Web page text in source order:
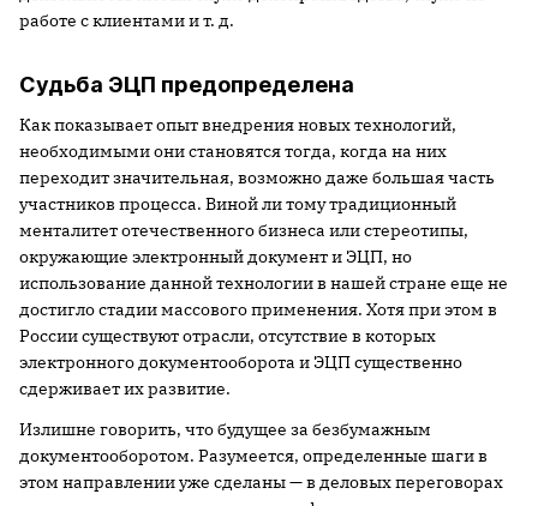
работе с клиентами и т. д.
Судьба ЭЦП предопределена
Как показывает опыт внедрения новых технологий,
необходимыми они становятся тогда, когда на них
переходит значительная, возможно даже большая часть
участников процесса. Виной ли тому традиционный
менталитет отечественного бизнеса или стереотипы,
окружающие электронный документ и ЭЦП, но
использование данной технологии в нашей стране еще не
достигло стадии массового применения. Хотя при этом в
России существуют отрасли, отсутствие в которых
электронного документооборота и ЭЦП существенно
сдерживает их развитие.
Излишне говорить, что будущее за безбумажным
документооборотом. Разумеется, определенные шаги в
этом направлении уже сделаны — в деловых переговорах